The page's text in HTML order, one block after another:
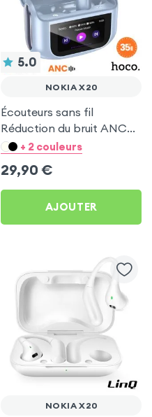
5.0
NOKIA X20
Écouteurs sans fil
Réduction du bruit ANC
ENC - Hoco Bleu pour
+ 2 couleurs
29,90 €
AJOUTER
NOKIA X20